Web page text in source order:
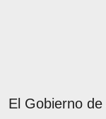
El Gobierno de